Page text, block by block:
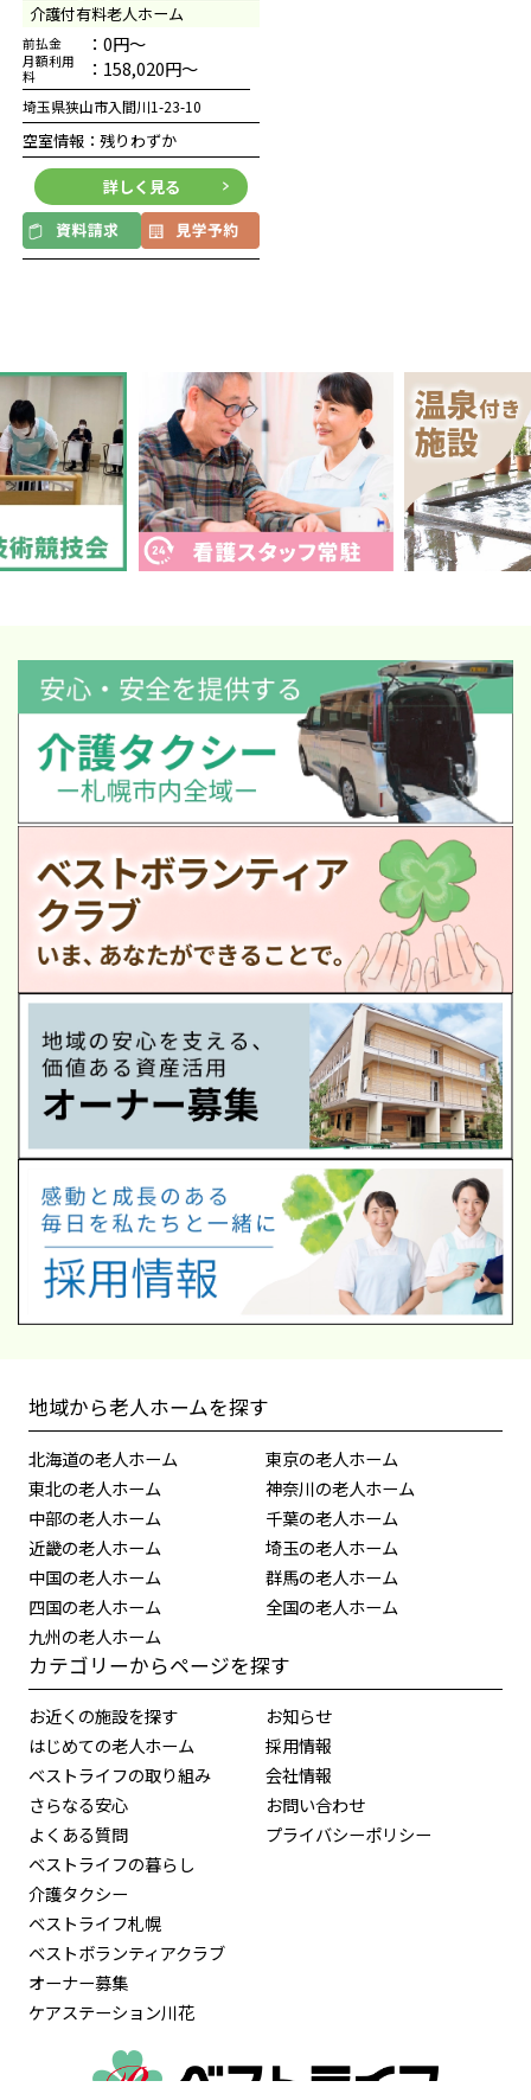
介護付有料老人ホーム
前払金 ：0円～
月額利用
料
：158,020円～
埼玉県狭山市入間川1-23-10
空室情報：残りわずか
詳しく見る
地域から老人ホームを探す
北海道の老人ホーム
東北の老人ホーム
中部の老人ホーム
近畿の老人ホーム
中国の老人ホーム
四国の老人ホーム
九州の老人ホーム
東京の老人ホーム
神奈川の老人ホーム
千葉の老人ホーム
埼玉の老人ホーム
群馬の老人ホーム
全国の老人ホーム
カテゴリーからページを探す
お近くの施設を探す
はじめての老人ホーム
ベストライフの取り組み
さらなる安心
よくある質問
ベストライフの暮らし
介護タクシー
ベストライフ札幌
ベストボランティアクラブ
オーナー募集
ケアステーション川花
お知らせ
採用情報
会社情報
お問い合わせ
プライバシーポリシー